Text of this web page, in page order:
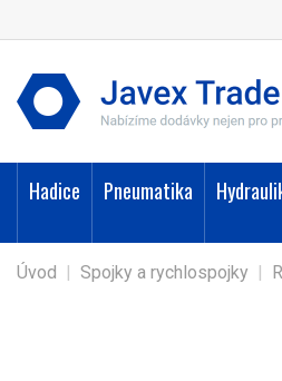
Hadice Pneumatika
Úvod | Spojky a rychlospojky |